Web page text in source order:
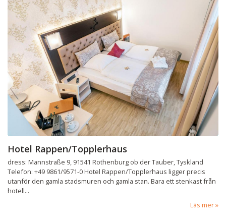
Hotel Rappen/Topplerhaus
dress: Mannstraße 9, 91541 Rothenburg ob der Tauber, Tyskland
Telefon: +49 9861/9571-0 Hotel Rappen/Topplerhaus ligger precis
utanför den gamla stadsmuren och gamla stan. Bara ett stenkast från
hotell...
Läs mer